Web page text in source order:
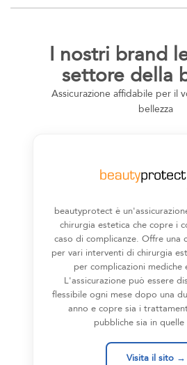
I nostri brand
settore della
Assicurazione affidabile per il
bellezza
beautyprotect è
chirurgia estetica che copre i
caso di complicanze. Offre una
per vari interventi di chirurgia
per complicazioni mediche
L'assicurazione può essere
flessibile ogni mese dopo una
anno e copre sia i
pubbliche sia in
Visita il sito →